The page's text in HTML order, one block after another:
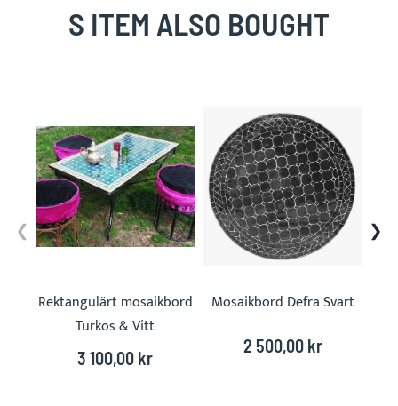
S ITEM ALSO BOUGHT
Rektangulärt mosaikbord
Turkos & Vitt
3 100,00 kr
Mosaikbord Defra Svart
2 500,00 kr